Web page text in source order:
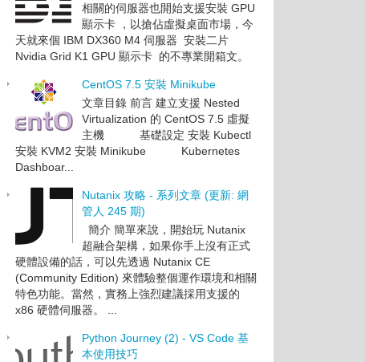
相關的伺服器也開始支援安裝 GPU
顯示卡 ，以搶佔虛擬桌面市場，今
天就來個 IBM DX360 M4 伺服器 安裝二片
Nvidia Grid K1 GPU 顯示卡 的不專業開箱文。
CentOS 7.5 安裝 Minikube
文章目錄 前言 建立支援 Nested
Virtualization 的 CentOS 7.5 虛擬
主機 基礎設定 安裝 Kubectl
安裝 KVM2 安裝 Minikube Kubernetes
Dashboar...
Nutanix 攻略 - 系列文章 (更新: 網
管人 245 期)
簡介 簡單來說，開始玩 Nutanix
超融合架構，如果你手上沒有正式
硬體設備的話，可以先透過 Nutanix CE
(Community Edition) 來體驗整個運作環境和相關
特色功能。當然，實務上強烈建議採用支援的
x86 硬體伺服器。 ...
Python Journey (2) - VS Code 基
本使用技巧